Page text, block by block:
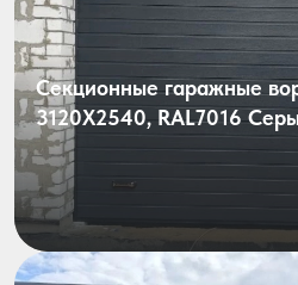
Секционные гаражные
3120X2540, RAL7016